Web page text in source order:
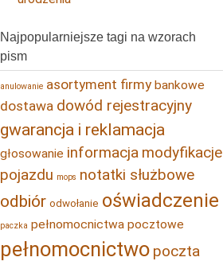
Najpopularniejsze tagi na wzorach
pism
anulowanie asortyment firmy bankowe
dostawa dowód rejestracyjny
gwarancja i reklamacja
głosowanie informacja modyfikacje
pojazdu mops notatki służbowe
odbiór odwołanie oświadczenie
paczka pełnomocnictwa pocztowe
pełnomocnictwo poczta